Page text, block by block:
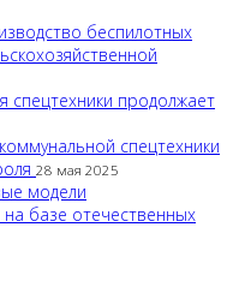
беспилотных
спецтехники продолжает
спецтехники
28 мая 2025
модели
базе отечественных